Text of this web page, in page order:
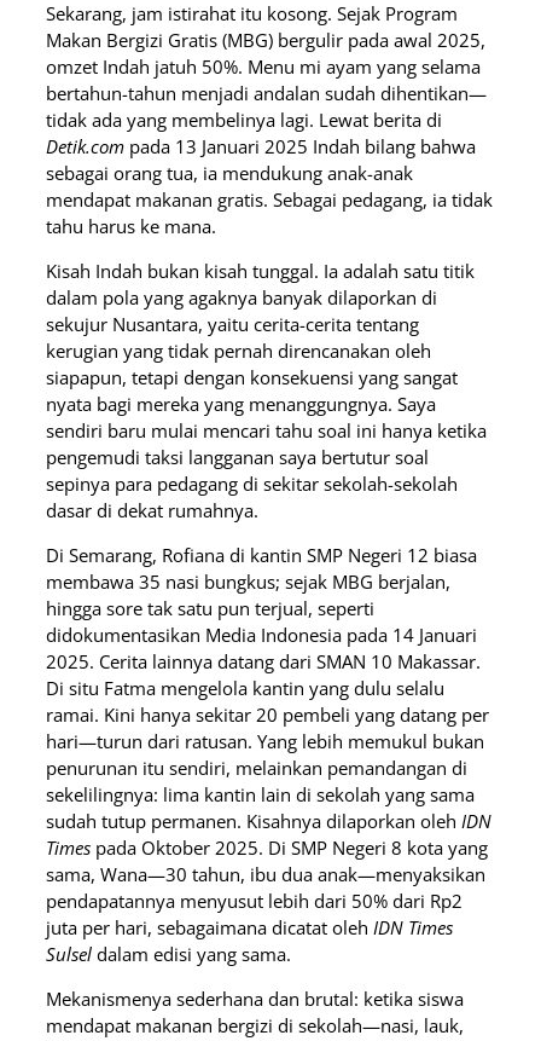
Sekarang, jam istirahat itu kosong. Sejak Program
Makan Bergizi Gratis (MBG) bergulir pada awal 2025,
omzet Indah jatuh 50%. Menu mi ayam yang selama
bertahun-tahun menjadi andalan sudah dihentikan—
tidak ada yang membelinya lagi. Lewat berita di
Detik.com pada 13 Januari 2025 Indah bilang bahwa
sebagai orang tua, ia mendukung anak-anak
mendapat makanan gratis. Sebagai pedagang, ia tidak
tahu harus ke mana.
Kisah Indah bukan kisah tunggal. Ia adalah satu titik
dalam pola yang agaknya banyak dilaporkan di
sekujur Nusantara, yaitu cerita-cerita tentang
kerugian yang tidak pernah direncanakan oleh
siapapun, tetapi dengan konsekuensi yang sangat
nyata bagi mereka yang menanggungnya. Saya
sendiri baru mulai mencari tahu soal ini hanya ketika
pengemudi taksi langganan saya bertutur soal
sepinya para pedagang di sekitar sekolah-sekolah
dasar di dekat rumahnya.
Di Semarang, Rofiana di kantin SMP Negeri 12 biasa
membawa 35 nasi bungkus; sejak MBG berjalan,
hingga sore tak satu pun terjual, seperti
didokumentasikan Media Indonesia pada 14 Januari
2025. Cerita lainnya datang dari SMAN 10 Makassar.
Di situ Fatma mengelola kantin yang dulu selalu
ramai. Kini hanya sekitar 20 pembeli yang datang per
hari—turun dari ratusan. Yang lebih memukul bukan
penurunan itu sendiri, melainkan pemandangan di
sekelilingnya: lima kantin lain di sekolah yang sama
sudah tutup permanen. Kisahnya dilaporkan oleh IDN
Times pada Oktober 2025. Di SMP Negeri 8 kota yang
sama, Wana—30 tahun, ibu dua anak—menyaksikan
pendapatannya menyusut lebih dari 50% dari Rp2
juta per hari, sebagaimana dicatat oleh IDN Times
Sulsel dalam edisi yang sama.
Mekanismenya sederhana dan brutal: ketika siswa
mendapat makanan bergizi di sekolah—nasi, lauk,